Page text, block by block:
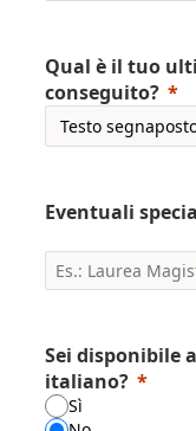
Qual è il tuo
conseguito?
Eventuali
Sei disponibile
italiano?
Sì